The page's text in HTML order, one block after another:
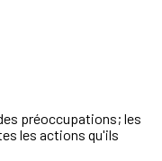
préoccupations; les
les actions qu'ils